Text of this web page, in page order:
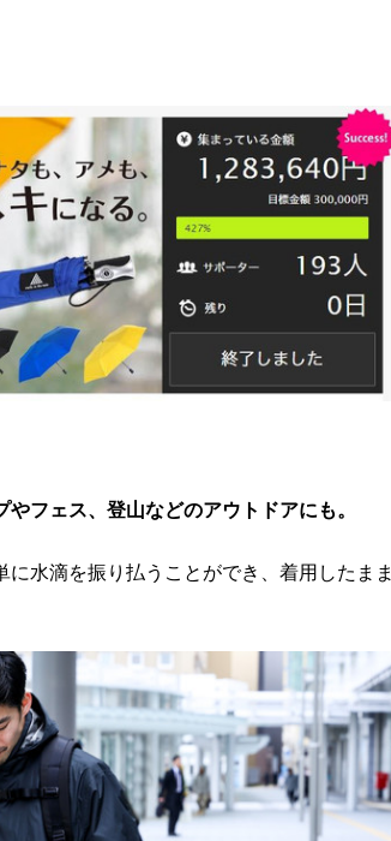
フェス、登山などのアウトドアにも。
水滴を振り払うことができ、着用したまま